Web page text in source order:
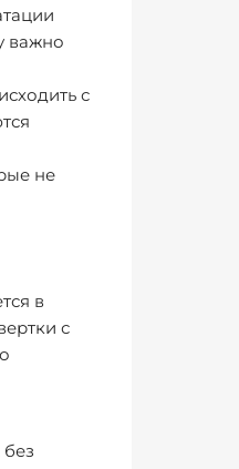
важно
с
не
в
с